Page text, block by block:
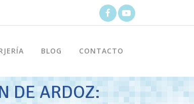
BLOG CONTACTO
DE ARDOZ: